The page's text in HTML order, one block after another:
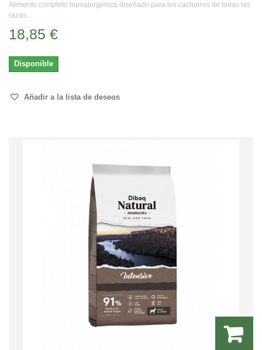
Alimento completo hipoalergénico diseñado para los cachorros de todas las
razas...
18,85 €
Disponible
Añadir a la lista de deseos